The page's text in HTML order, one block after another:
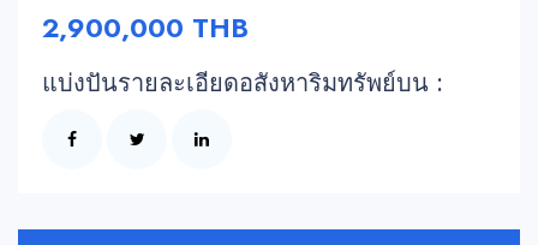
2,900,000 THB
แบ่งปันรายละเอียดอสังหาริมทรัพย์บน :